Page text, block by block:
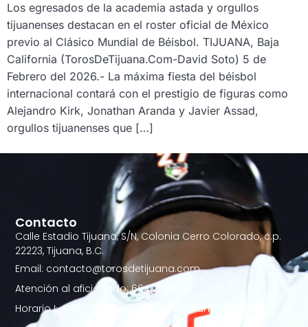
Los egresados de la academia astada y orgullos
tijuanenses destacan en el roster oficial de México
previo al Clásico Mundial de Béisbol. TIJUANA, Baja
California (TorosDeTijuana.Com-David Soto) 5 de
Febrero del 2026.- La máxima fiesta del béisbol
internacional contará con el prestigio de figuras como
Alejandro Kirk, Jonathan Aranda y Javier Assad,
orgullos tijuanenses que […]
Contacto
Calle Estadio Tijuana, S/N, Colonia Cerro Colorado, c.p.
22223, Tijuana, B.C.
Email: contacto@torosdetijuana.com
Atención al aficionado: 664.257.21.88
Horario L-S 10:00AM - 6:00PM | D 10:00 am a 2:00 pm